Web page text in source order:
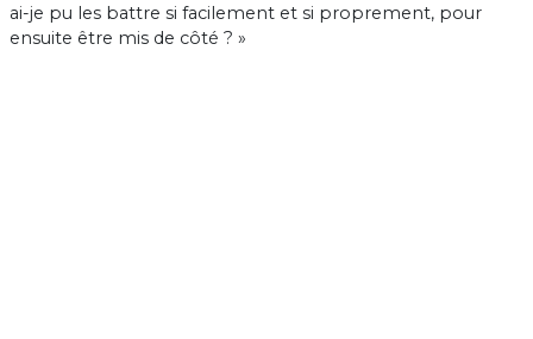
ai-je pu les battre si facilement et si proprement, pour
ensuite être mis de côté ? »